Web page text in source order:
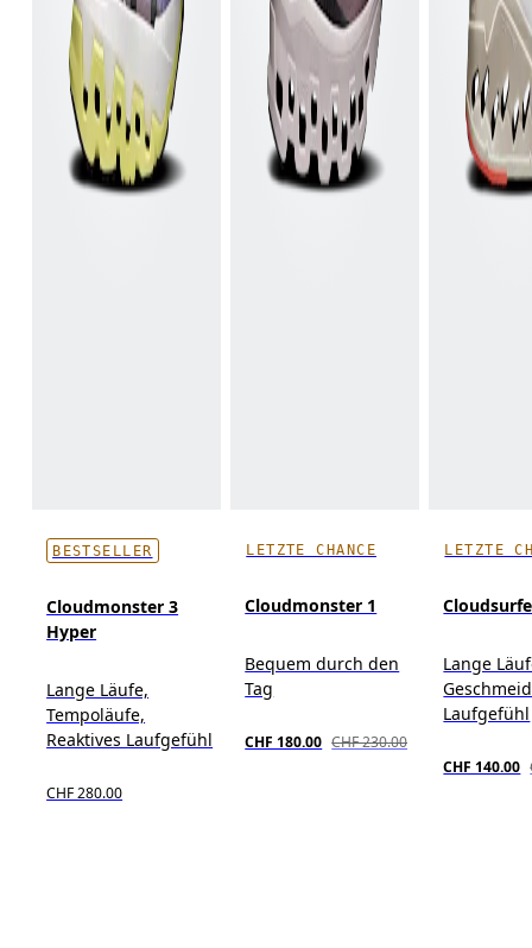
BESTSELLER
Cloudmonster 3
Hyper
Lange Läufe,
Tempoläufe,
Reaktives Laufgefühl
CHF 280.00
LETZTE CHANCE
Cloudmonster 1
Bequem durch den
Tag
CHF 180.00 CHF 230.00
LETZTE
Lange
Laufgefühl
CHF 140.00